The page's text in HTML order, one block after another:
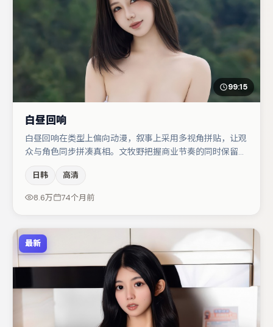
99:15
白昼回响
白昼回响在类型上偏向动漫，叙事上采用多视角拼贴，让观
众与角色同步拼凑真相。文牧野把握商业节奏的同时保留人
雨、小松菜奈、汤唯等，角色动机前后呼应，适合喜欢抠台
词与伏笔的观众。若你偏爱强类型与清晰主线，这部作品值
日韩 高清
8.6万 74个月前
最新